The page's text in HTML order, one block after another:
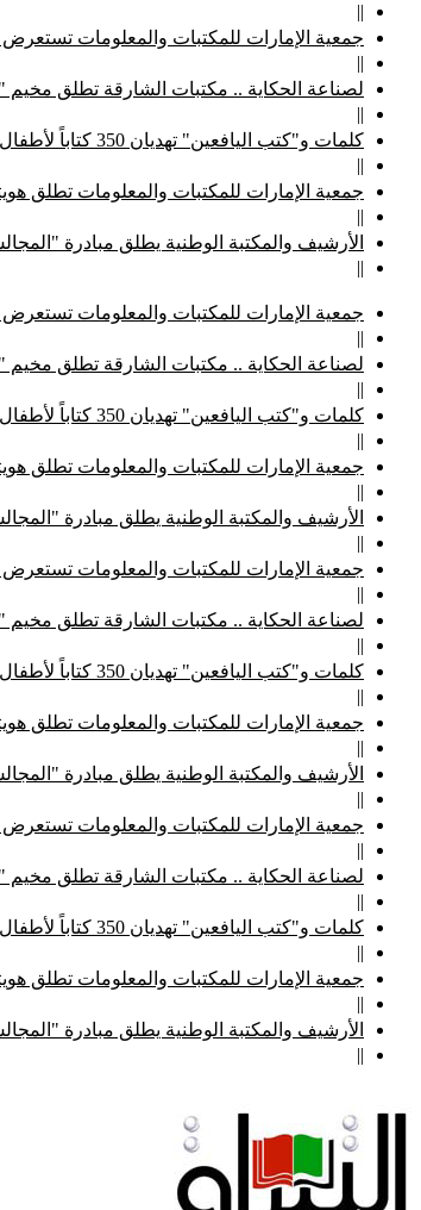
||
جمعية الإمارات للمكتبات والمعلومات تستعرض
||
لصناعة الحكاية .. مكتبات الشارقة تطلق مخيم
||
كلمات و"كتب اليافعين" تهديان 350 كتاباً لأطفال "الإمارات الإنسانية"
||
جمعية الإمارات للمكتبات والمعلومات تطلق
||
الأرشيف والمكتبة الوطنية يطلق مبادرة
||
جمعية الإمارات للمكتبات والمعلومات تستعرض
||
لصناعة الحكاية .. مكتبات الشارقة تطلق مخيم
||
كلمات و"كتب اليافعين" تهديان 350 كتاباً لأطفال "الإمارات الإنسانية"
||
جمعية الإمارات للمكتبات والمعلومات تطلق
||
الأرشيف والمكتبة الوطنية يطلق مبادرة
||
جمعية الإمارات للمكتبات والمعلومات تستعرض
||
لصناعة الحكاية .. مكتبات الشارقة تطلق مخيم
||
كلمات و"كتب اليافعين" تهديان 350 كتاباً لأطفال "الإمارات الإنسانية"
||
جمعية الإمارات للمكتبات والمعلومات تطلق
||
الأرشيف والمكتبة الوطنية يطلق مبادرة
||
جمعية الإمارات للمكتبات والمعلومات تستعرض
||
لصناعة الحكاية .. مكتبات الشارقة تطلق مخيم
||
كلمات و"كتب اليافعين" تهديان 350 كتاباً لأطفال "الإمارات الإنسانية"
||
جمعية الإمارات للمكتبات والمعلومات تطلق
||
الأرشيف والمكتبة الوطنية يطلق مبادرة
||